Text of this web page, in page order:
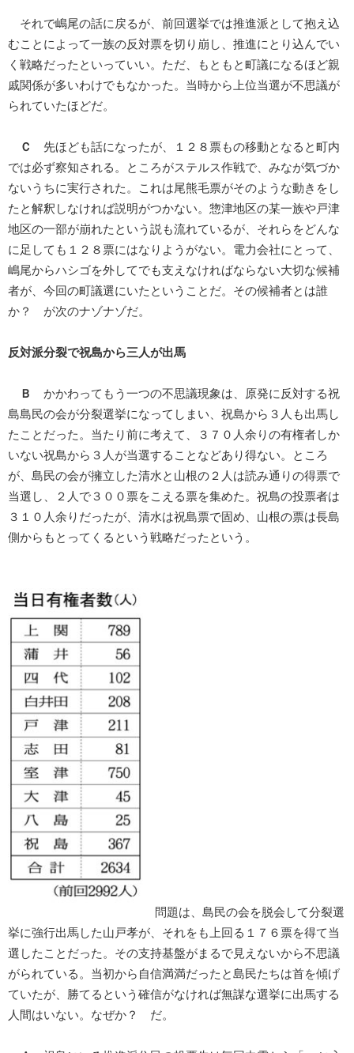
それで嶋尾の話に戻るが、前回選挙では推進派として抱え込
むことによって一族の反対票を切り崩し、推進にとり込んでい
く戦略だったといっていい。ただ、もともと町議になるほど親
戚関係が多いわけでもなかった。当時から上位当選が不思議が
られていたほどだ。
Ｃ
先ほども話になったが、１２８票もの移動となると町内
では必ず察知される。ところがステルス作戦で、みなが気づか
ないうちに実行された。これは尾熊毛票がそのような動きをし
たと解釈しなければ説明がつかない。惣津地区の某一族や戸津
地区の一部が崩れたという説も流れているが、それらをどんな
に足しても１２８票にはなりようがない。電力会社にとって、
嶋尾からハシゴを外してでも支えなければならない大切な候補
者が、今回の町議選にいたということだ。その候補者とは誰
か？ が次のナゾナゾだ。
反対派分裂で祝島から三人が出馬
Ｂ
かかわってもう一つの不思議現象は、原発に反対する祝
島島民の会が分裂選挙になってしまい、祝島から３人も出馬し
たことだった。当たり前に考えて、３７０人余りの有権者しか
いない祝島から３人が当選することなどあり得ない。ところ
が、島民の会が擁立した清水と山根の２人は読み通りの得票で
当選し、２人で３００票をこえる票を集めた。祝島の投票者は
３１０人余りだったが、清水は祝島票で固め、山根の票は長島
側からもとってくるという戦略だったという。
問題は、島民の会を脱会して分裂選
挙に強行出馬した山戸孝が、それをも上回る１７６票を得て当
選したことだった。その支持基盤がまるで見えないから不思議
がられている。当初から自信満満だったと島民たちは首を傾げ
ていたが、勝てるという確信がなければ無謀な選挙に出馬する
人間はいない。なぜか？ だ。